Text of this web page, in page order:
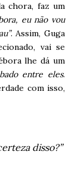
chora, faz um
eu não vou
. Assim, Guga
vai se
lhe dá um
entre eles.
com isso,
disso?”